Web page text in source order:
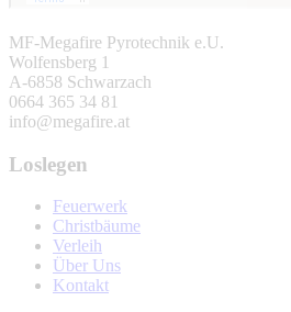
MF-Megafire Pyrotechnik e.U.
Wolfensberg 1
A-6858 Schwarzach
0664 365 34 81
info@megafire.at
Loslegen
Feuerwerk
Christbäume
Verleih
Über Uns
Kontakt